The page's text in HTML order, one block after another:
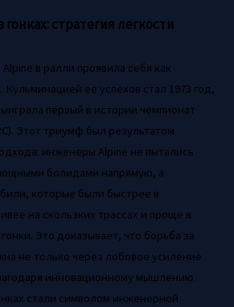
стратегия легкости
в ралли проявила себя как
Кульминацией ее успехов стал 1973 год,
первый в истории чемпионат
Этот триумф был результатом
инженеры Alpine не пытались
болидами напрямую, а
которые были быстрее в
на скользких трассах и проще в
Это доказывает, что борьба за
не только через лобовое усиление
инновационному мышлению.
стали символом инженерной